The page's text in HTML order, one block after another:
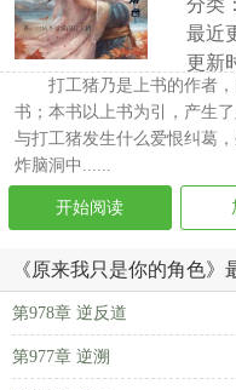
分类
最近
更新
打工猪乃是上书的作者
书；本书以上书为引，产生
与打工猪发生什么爱恨纠葛
炸脑洞中......
开始阅读
《原来我只是你的角色》
第978章 逆反道
第977章 逆溯